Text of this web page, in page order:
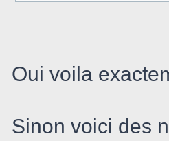
Oui voila
Sinon voici des